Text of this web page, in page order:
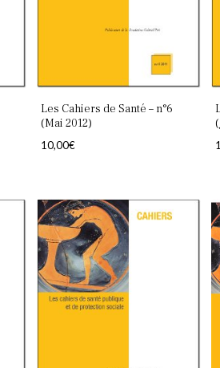
Les Cahiers de Santé – n°6
(Mai 2012)
10,00€